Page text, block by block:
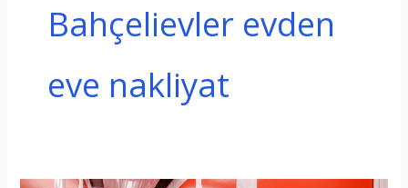
Bahçelievler evden
eve nakliyat